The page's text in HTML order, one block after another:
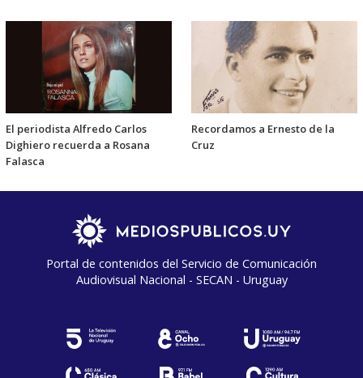
El periodista Alfredo Carlos
Dighiero recuerda a Rosana
Falasca
Recordamos a Ernesto de la
Cruz
Portal de contenidos del Servicio de Comunicación
Audiovisual Nacional - SECAN - Uruguay